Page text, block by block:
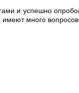
и успешно
много